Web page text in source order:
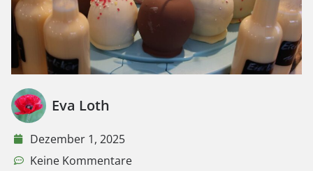
Eva Loth
Dezember 1, 2025
Keine Kommentare